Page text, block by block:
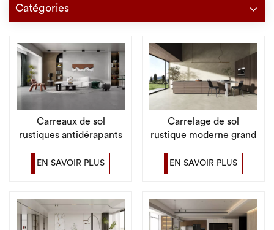
Catégories
Carreaux de sol
rustiques antidérapants
moderne et vintage
EN SAVOIR PLUS
Carrelage de sol
rustique moderne grand
bain et cuisine
EN SAVOIR PLUS